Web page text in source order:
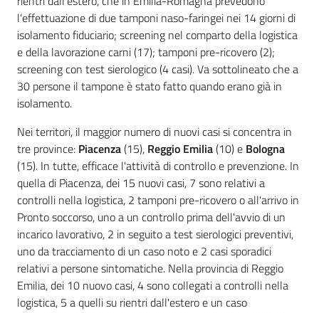
l’effettuazione di due tamponi naso-faringei nei 14 giorni di
isolamento fiduciario; screening nel comparto della logistica
e della lavorazione carni (17); tamponi pre-ricovero (2);
screening con test sierologico (4 casi). Va sottolineato che a
30 persone il tampone è stato fatto quando erano già in
isolamento.
Nei territori, il maggior numero di nuovi casi si concentra in
tre province: Piacenza(15), Reggio Emilia(10) e Bologna
(15). In tutte, efficace l'attività di controllo e prevenzione. In
quella di Piacenza, dei 15 nuovi casi, 7 sono relativi a
controlli nella logistica, 2 tamponi pre-ricovero o all'arrivo in
Pronto soccorso, uno a un controllo prima dell'avvio di un
incarico lavorativo, 2 in seguito a test sierologici preventivi,
uno da tracciamento di un caso noto e 2 casi sporadici
relativi a persone sintomatiche. Nella provincia di Reggio
Emilia, dei 10 nuovo casi, 4 sono collegati a controlli nella
logistica, 5 a quelli su rientri dall'estero e un caso